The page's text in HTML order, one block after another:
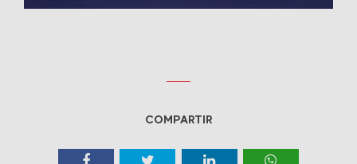
COMPARTIR